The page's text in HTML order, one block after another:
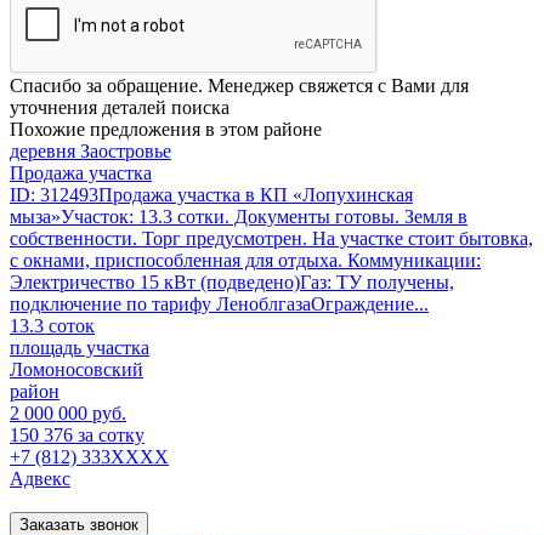
Спасибо за обращение. Менеджер свяжется с Вами для
уточнения деталей поиска
Похожие предложения в этом районе
деревня Заостровье
Продажа участка
ID: 312493Продажа участка в КП «Лопухинская
мыза»Участок: 13.3 сотки. Документы готовы. Земля в
собственности. Торг предусмотрен. На участке стоит бытовка,
с окнами, приспособленная для отдыха. Коммуникации:
Электричество 15 кВт (подведено)Газ: ТУ получены,
подключение по тарифу ЛеноблгазаОграждение...
13.3 соток
площадь участка
Ломоносовский
район
2 000 000 руб.
150 376 за сотку
+7 (812) 333XXXX
Адвекс
Заказать звонок